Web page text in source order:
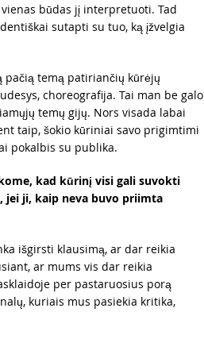
būdas jį interpretuoti. Tad
sutapti su tuo, ką įžvelgia
pačią temą patiriančių kūrėjų
choreografija. Tai man be galo
temų gijų. Nors visada labai
taip, šokio kūriniai savo prigimtimi
pokalbis su publika.
kad kūrinį visi gali suvokti
ji, kaip neva buvo priimta
išgirsti klausimą, ar dar reikia
ar mums vis dar reikia
per pastaruosius porą
kuriais mus pasiekia kritika,